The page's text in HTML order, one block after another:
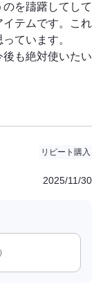
を躊躇してして
イテムです。これ
ています。
も絶対使いたい
リピート購入
2025/11/30